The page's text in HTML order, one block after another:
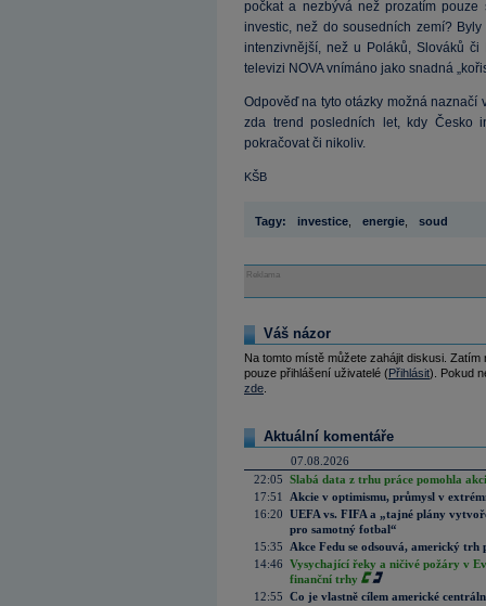
počkat a nezbývá než prozatím
investic, než do sousedních zemí?
intenzivnější, než u Poláků, Slováků
televizi NOVA vnímáno jako snadná
Odpověď na tyto otázky možná naznačí
zda trend posledních let, kdy Česko
pokračovat či nikoliv.
KŠB
Tagy: investice energie soud
Reklama
Váš názor
Na tomto místě můžete zahájit diskusi.
pouze přihlášení uživatelé (Přihlásit). Pokud
zde
Aktuální komentáře
07.08.2026
22:05 Slabá data z trhu práce pomohla
17:51
Akcie v optimismu, průmysl v
16:20 UEFA vs. FIFA a „tajné plány
pro samotný fotbal“
15:35
Akce Fedu se odsouvá, americký
14:46 Vysychající řeky a ničivé požáry v
finanční trhy
12:55 Co je vlastně cílem americké